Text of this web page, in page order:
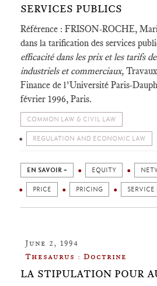
SERVICES PUBLICS
Référence : FRISON-ROCHE,
dans la tarification des services
efficacité dans les prix et les tarifs
industriels et commerciaux,
Finance de l’Université Paris-
février 1996, Paris.
COMMON LAW & CIVIL LAW
REGULATION AND ECONOMIC LAW
EN SAVOIR + EQUITY
PRICE PRICING SERVICE
June 2, 1994
Thesaurus : Doctrine
LA STIPULATION POUR